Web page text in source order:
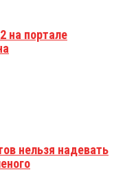
на портале
нельзя надевать